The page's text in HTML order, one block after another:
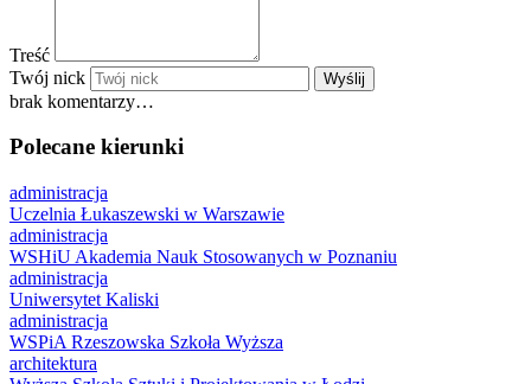
Treść
Twój nick
Wyślij
brak komentarzy…
Polecane kierunki
administracja
Uczelnia Łukaszewski w Warszawie
administracja
WSHiU Akademia Nauk Stosowanych w Poznaniu
administracja
Uniwersytet Kaliski
administracja
WSPiA Rzeszowska Szkoła Wyższa
architektura